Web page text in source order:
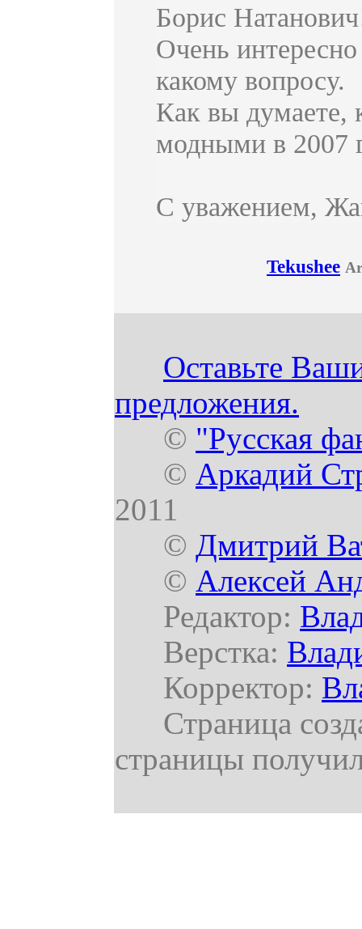
Борис
Очень
какому вопросу.
Как вы думаете,
модными в 2007
С уважением,
Tekushee
Оставьте
предложения.
© "Русская
© Аркадий
2011
© Дмитрий
© Алексей
Редактор:
Верстка:
Корректор:
Страница
страницы